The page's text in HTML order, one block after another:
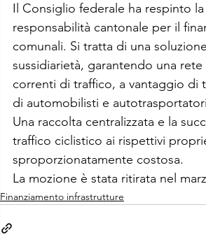
Il Consiglio federale ha respinto
responsabilità cantonale per il
comunali. Si tratta di una
sussidiarietà, garantendo una
correnti di traffico, a vantaggio di
di automobilisti e
Una raccolta centralizzata e la
traffico ciclistico ai rispettivi
sproporzionatamente costosa.
La mozione è stata ritirata nel
Finanziamento infrastrutture